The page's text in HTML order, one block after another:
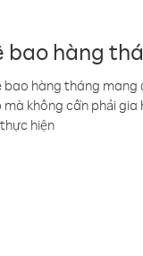
bao hàng
bao hàng tháng mang
không cần phải
hiện